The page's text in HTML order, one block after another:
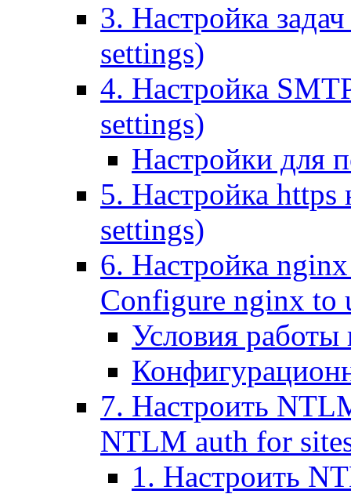
3. Настройка
settings)
4. Настройка
settings)
Настройки для
5. Настройка https
settings)
6. Настройка
Configure nginx to
Условия работы
7. Настроить
NTLM auth for
1. Настроить